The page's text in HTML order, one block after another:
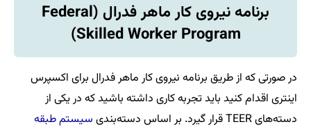
برنامه نیروی کار ماهر فدرال (Federal
Skilled Worker Program)
در صورتی که از طریق برنامه نیروی کار ماهر فدرال برای اکسپرس
اینتری اقدام کنید باید تجربه کاری داشته باشید که در یکی از
دسته‌های TEER قرار گیرد. بر اساس دسته‌بندی
سیستم طبقه